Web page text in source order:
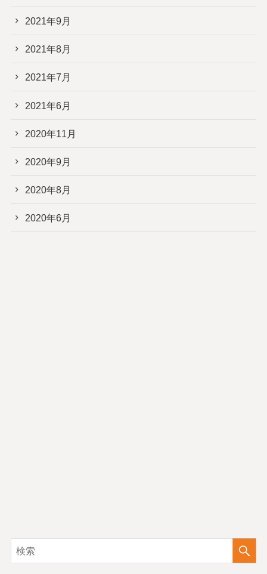
2021年9月
2021年8月
2021年7月
2021年6月
2020年11月
2020年9月
2020年8月
2020年6月